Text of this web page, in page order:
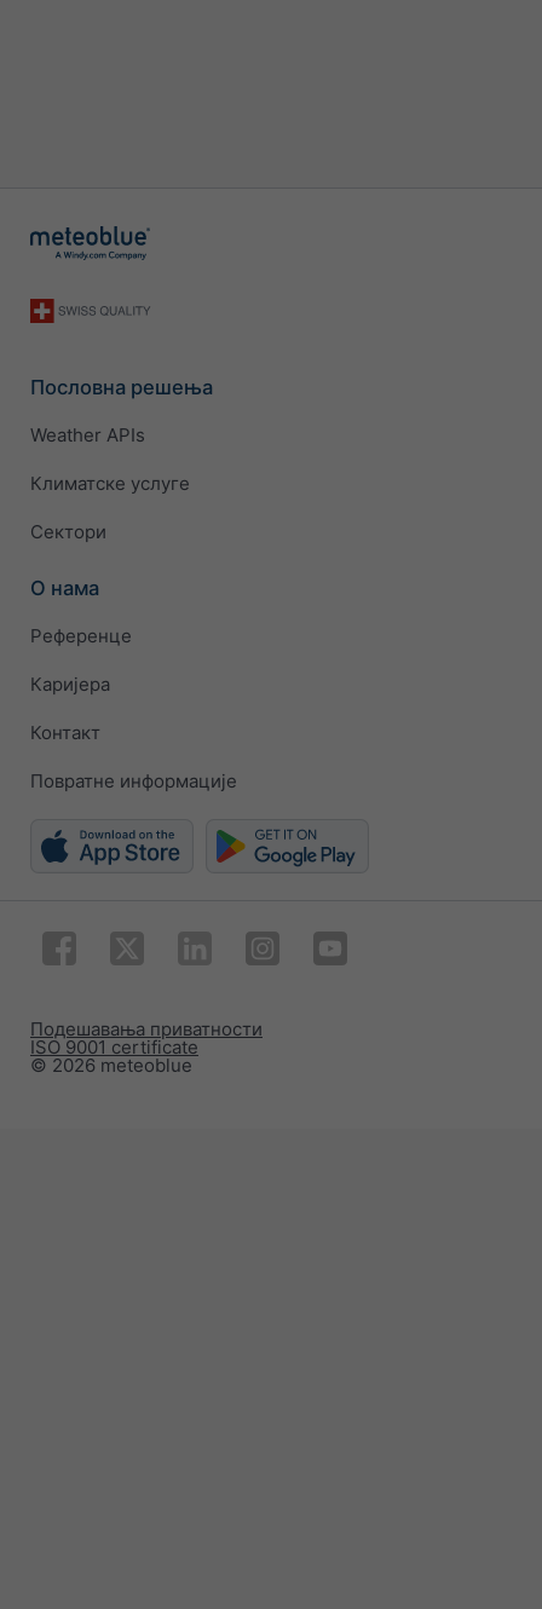
Пословна решења
Weather APIs
Климатске услуге
Сектори
О нама
Референце
Каријера
Контакт
Повратне информације
© 2026 meteoblue
ISO 9001 certificate
Подешавања приватности